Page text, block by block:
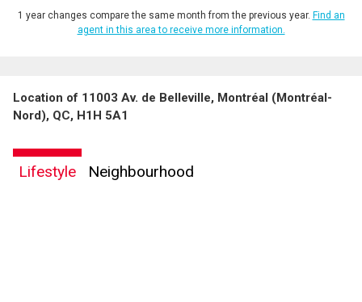
1 year changes compare the same month from the previous year. Find an
agent in this area to receive more information.
Location of 11003 Av. de Belleville, Montréal (Montréal-
Nord), QC, H1H 5A1
Lifestyle Neighbourhood